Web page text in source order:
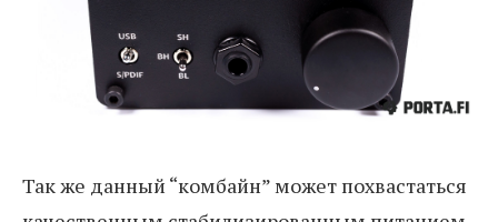
Так же данный “комбайн” может похвастаться